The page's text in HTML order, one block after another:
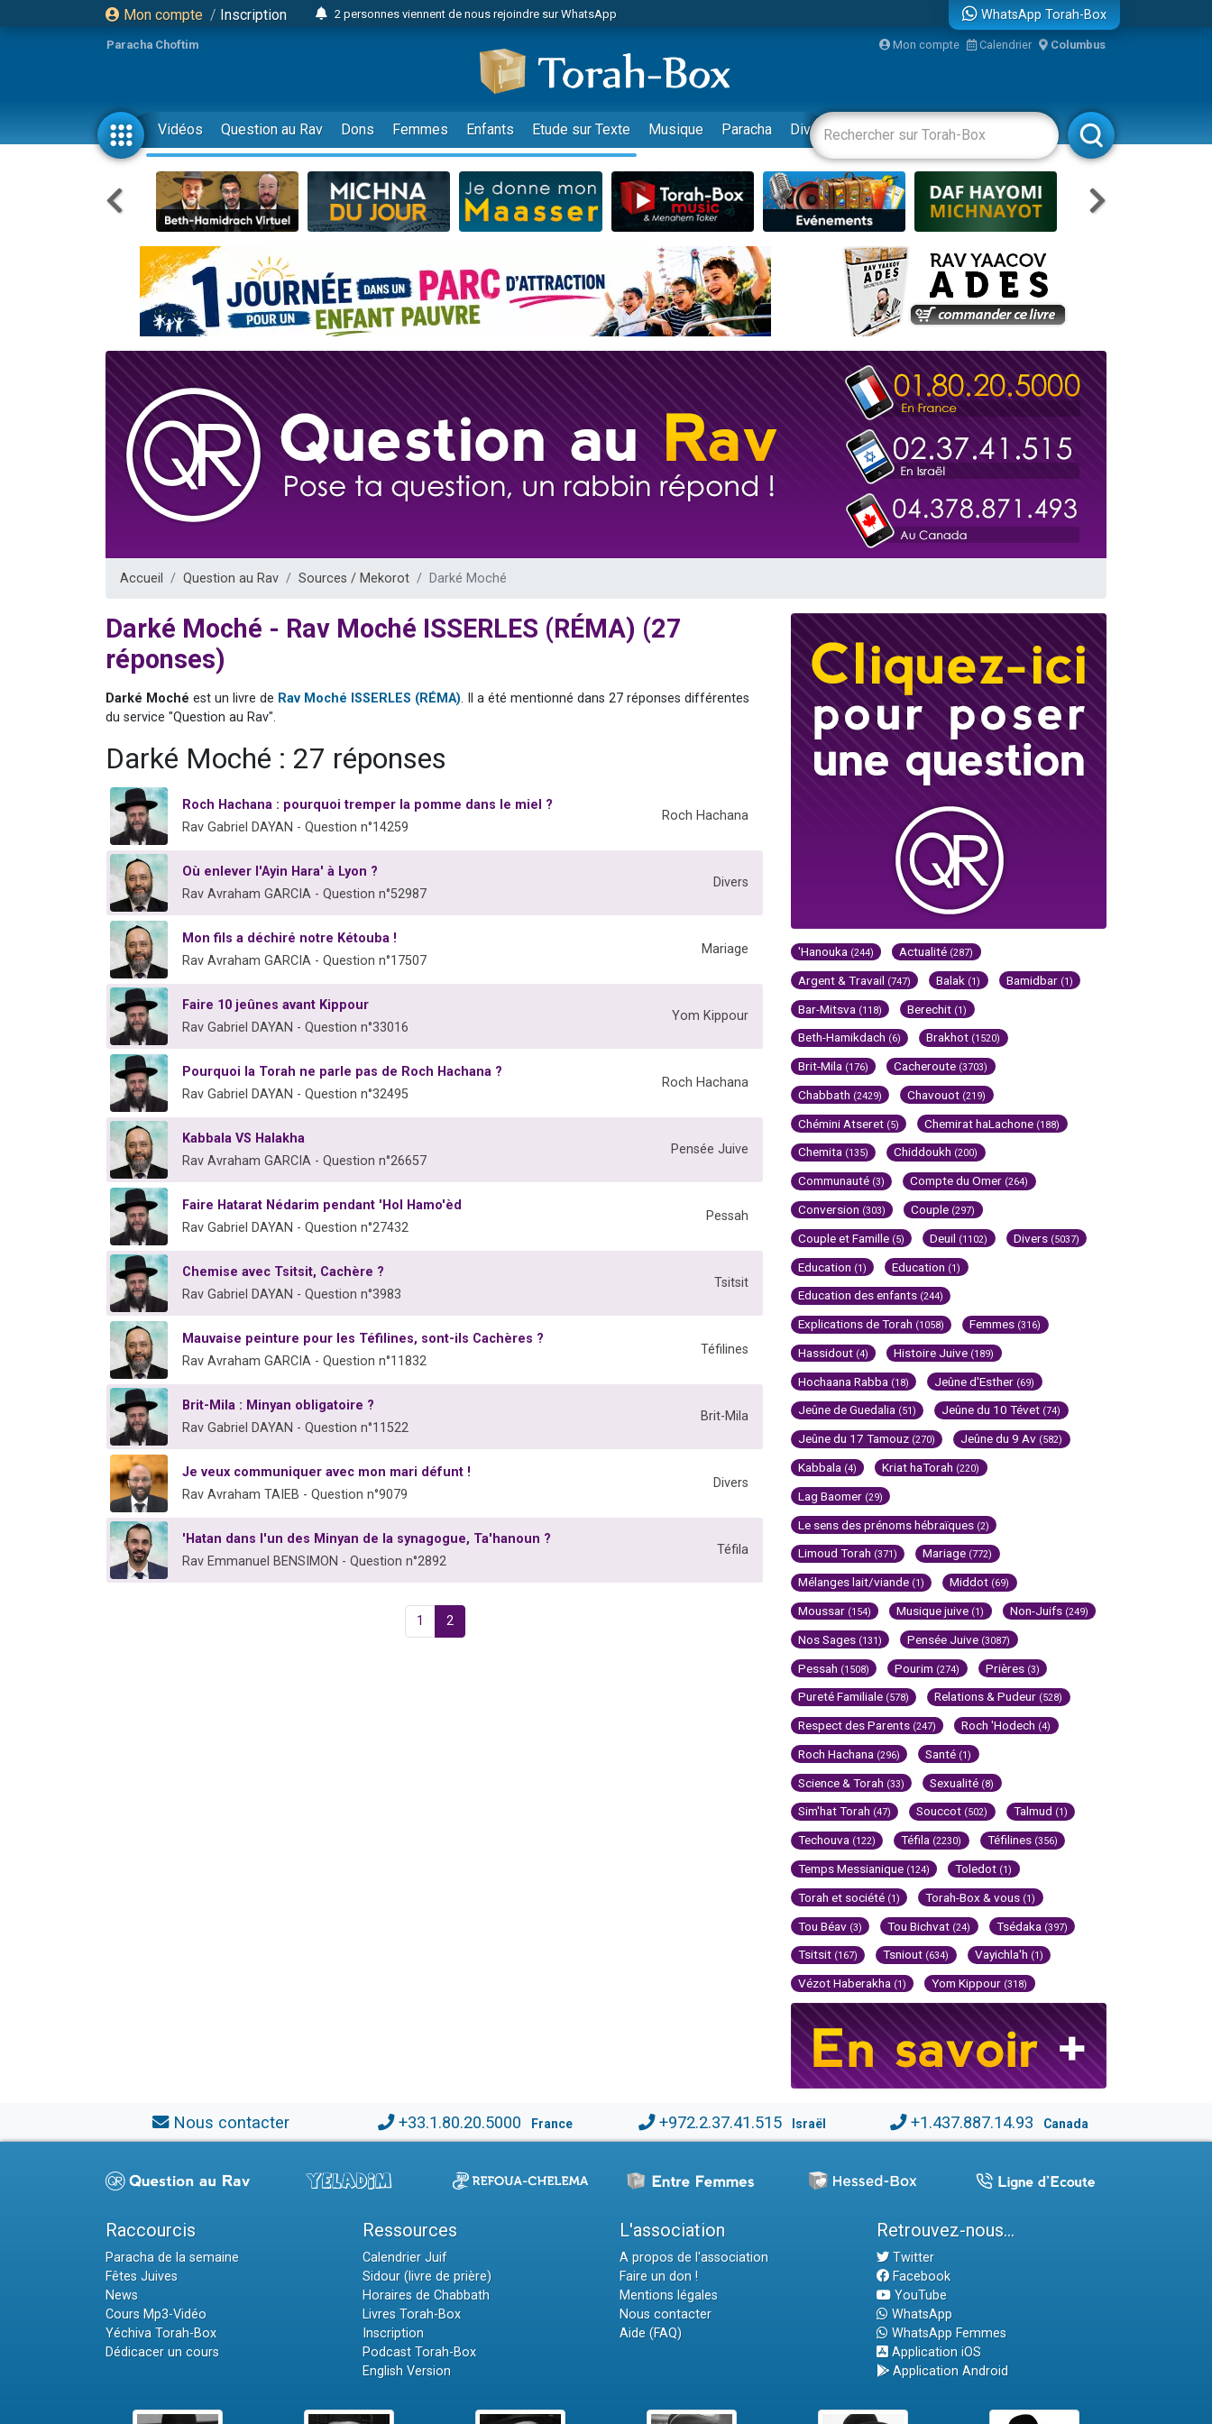
Mon compte / Inscription
2 personnes viennent de nous rejoindre sur WhatsApp
3 personnes viennent de faire un don pour Événements Torah-Box
2 personnes viennent de faire un don pour Tsédaka : pauvres d'Israel
3 personnes viennent de nous rejoindre sur WhatsApp
11 personnes viennent de demander une bénédiction
3 personnes viennent de faire un don pour Diane, 80 ans, dans un appartement insalubre
Il reste 49 places pour étudier en groupe sur Zoom
2 personnes viennent de nous rejoindre sur WhatsApp
Il reste 49 places pour étudier en groupe sur Zoom
2 personnes viennent de nous rejoindre sur WhatsApp
6 personnes viennent de nous rejoindre sur WhatsApp
4 personnes viennent de faire un don pour Reloger Rivka, 6 enfants, victime de violences...
2 personnes viennent de faire un don pour 1 Journée de Vacances Pour les Enfants
17 personnes viennent de demander une bénédiction
4 personnes viennent de nous rejoindre sur WhatsApp
Il reste 49 places pour étudier en groupe sur Zoom
Eva vient de donner son Maasser
WhatsApp Torah-Box
Paracha Choftim Mon compte Calendrier Columbus
Vidéos Question au Rav Dons Femmes Enfants Etude sur Texte Musique Paracha Divertissements Livres Rabbanim
Accueil Question au Rav Sources / Mekorot Darké Moché
Darké Moché - Rav Moché ISSERLES (RÉMA) (27
réponses)
Darké Moché est un livre de Rav Moché ISSERLES (RÉMA). Il a été mentionné dans 27 réponses différentes
du service "Question au Rav".
Darké Moché : 27 réponses
Roch Hachana : pourquoi tremper la pomme dans le miel ?
Rav Gabriel DAYAN - Question n°14259
Roch Hachana
Où enlever l'Ayin Hara' à Lyon ?
Rav Avraham GARCIA - Question n°52987
Divers
Mon fils a déchiré notre Kétouba !
Rav Avraham GARCIA - Question n°17507
Mariage
Faire 10 jeûnes avant Kippour
Rav Gabriel DAYAN - Question n°33016
Yom Kippour
Pourquoi la Torah ne parle pas de Roch Hachana ?
Rav Gabriel DAYAN - Question n°32495
Roch Hachana
Kabbala VS Halakha
Rav Avraham GARCIA - Question n°26657
Pensée Juive
Faire Hatarat Nédarim pendant 'Hol Hamo'èd
Rav Gabriel DAYAN - Question n°27432
Pessah
Chemise avec Tsitsit, Cachère ?
Rav Gabriel DAYAN - Question n°3983
Tsitsit
Mauvaise peinture pour les Téfilines, sont-ils Cachères ?
Rav Avraham GARCIA - Question n°11832
Téfilines
Brit-Mila : Minyan obligatoire ?
Rav Gabriel DAYAN - Question n°11522
Brit-Mila
Je veux communiquer avec mon mari défunt !
Rav Avraham TAIEB - Question n°9079
Divers
'Hatan dans l'un des Minyan de la synagogue, Ta'hanoun ?
Rav Emmanuel BENSIMON - Question n°2892
Téfila
1 2
'Hanouka (244) Actualité (287)
Argent & Travail (747) Balak (1) Bamidbar (1)
Bar-Mitsva (118) Berechit (1)
Beth-Hamikdach (6) Brakhot (1520)
Brit-Mila (176) Cacheroute (3703)
Chabbath (2429) Chavouot (219)
Chémini Atseret (5) Chemirat haLachone (188)
Chemita (135) Chiddoukh (200)
Communauté (3) Compte du Omer (264)
Conversion (303) Couple (297)
Couple et Famille (5) Deuil (1102) Divers (5037)
Education (1) Education (1)
Education des enfants (244)
Explications de Torah (1058) Femmes (316)
Hassidout (4) Histoire Juive (189)
Hochaana Rabba (18) Jeûne d'Esther (69)
Jeûne de Guedalia (51) Jeûne du 10 Tévet (74)
Jeûne du 17 Tamouz (270) Jeûne du 9 Av (582)
Kabbala (4) Kriat haTorah (220)
Lag Baomer (29)
Le sens des prénoms hébraïques (2)
Limoud Torah (371) Mariage (772)
Mélanges lait/viande (1) Middot (69)
Moussar (154) Musique juive (1) Non-Juifs (249)
Nos Sages (131) Pensée Juive (3087)
Pessah (1508) Pourim (274) Prières (3)
Pureté Familiale (578) Relations & Pudeur (528)
Respect des Parents (247) Roch 'Hodech (4)
Roch Hachana (296) Santé (1)
Science & Torah (33) Sexualité (8)
Sim'hat Torah (47) Souccot (502) Talmud (1)
Techouva (122) Téfila (2230) Téfilines (356)
Temps Messianique (124) Toledot (1)
Torah et société (1) Torah-Box & vous (1)
Tou Béav (3) Tou Bichvat (24) Tsédaka (397)
Tsitsit (167) Tsniout (634) Vayichla'h (1)
Vézot Haberakha (1) Yom Kippour (318)
Nous contacter +33.1.80.20.5000 France +972.2.37.41.515 Israël +1.437.887.14.93 Canada
Raccourcis
Paracha de la semaine
Fêtes Juives
News
Cours Mp3-Vidéo
Yéchiva Torah-Box
Dédicacer un cours
Ressources
Calendrier Juif
Sidour (livre de prière)
Horaires de Chabbath
Livres Torah-Box
Inscription
Podcast Torah-Box
English Version
L'association
A propos de l'association
Faire un don !
Mentions légales
Nous contacter
Aide (FAQ)
Retrouvez-nous...
Twitter
Facebook
YouTube
WhatsApp
WhatsApp Femmes
Application iOS
Application Android